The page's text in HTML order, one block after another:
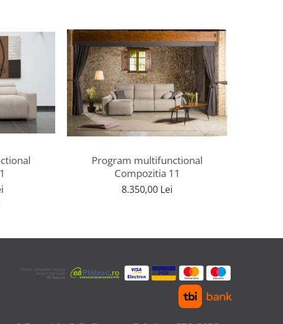
Program multifunctional
Compozitia 11
8.350,00 Lei